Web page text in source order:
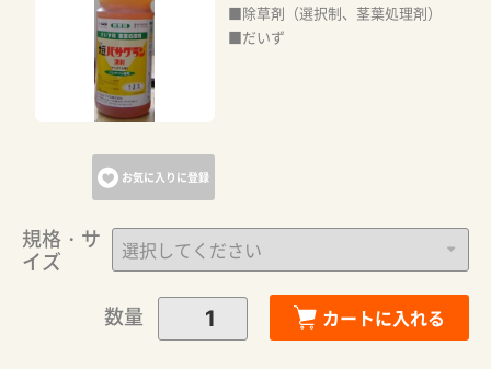
お気に入りに登録
■除草剤（選択制、茎葉処理剤）
■だいず
規格・サ
イズ
数量
カートに入れる